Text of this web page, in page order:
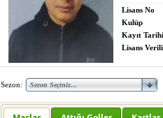
Lisans No
Kulüp
Kayıt Tarihi
Lisans
Sezon: